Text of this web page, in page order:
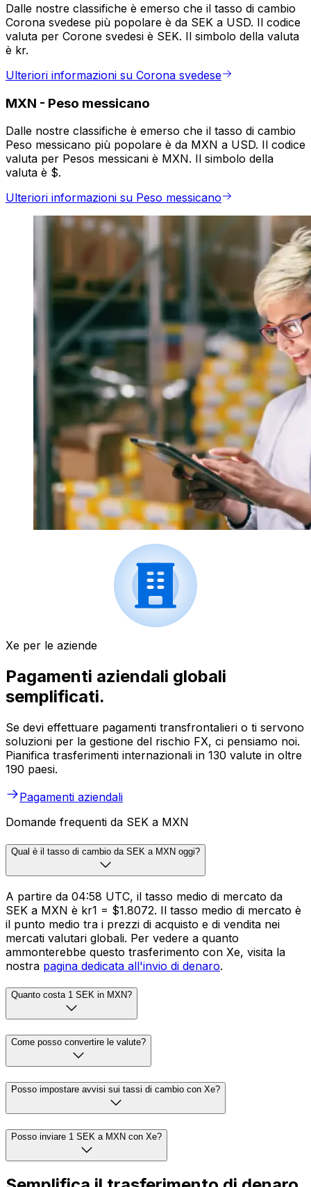
Dalle nostre classifiche è emerso che il tasso di cambio
Corona svedese più popolare è da SEK a USD. Il codice
valuta per Corone svedesi è SEK. Il simbolo della valuta
è kr.
Ulteriori informazioni su Corona svedese
MXN - Peso messicano
Dalle nostre classifiche è emerso che il tasso di cambio
Peso messicano più popolare è da MXN a USD. Il codice
valuta per Pesos messicani è MXN. Il simbolo della
valuta è $.
Ulteriori informazioni su Peso messicano
Xe per le aziende
Pagamenti aziendali globali
semplificati.
Se devi effettuare pagamenti transfrontalieri o ti servono
soluzioni per la gestione del rischio FX, ci pensiamo noi.
Pianifica trasferimenti internazionali in 130 valute in oltre
190 paesi.
Pagamenti aziendali
Domande frequenti da SEK a MXN
Qual è il tasso di cambio da SEK a MXN oggi?
A partire da 04:58 UTC, il tasso medio di mercato da
SEK a MXN è kr1 = $1.8072. Il tasso medio di mercato è
il punto medio tra i prezzi di acquisto e di vendita nei
mercati valutari globali. Per vedere a quanto
ammonterebbe questo trasferimento con Xe, visita la
nostra pagina dedicata all'invio di denaro.
Quanto costa 1 SEK in MXN?
Come posso convertire le valute?
Posso impostare avvisi sui tassi di cambio con Xe?
Posso inviare 1 SEK a MXN con Xe?